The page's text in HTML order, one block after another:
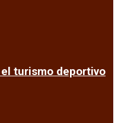
turismo deportivo